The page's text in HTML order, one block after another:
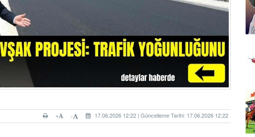
17.06.2026 12:22 | Güncelleme Tarihi: 17.06.2026 12:22
-
+